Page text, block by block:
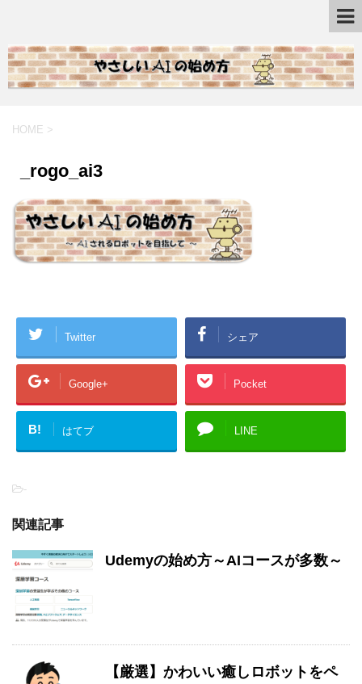
HOME >
_rogo_ai3
Twitter シェア
Google+ Pocket
B! はてブ LINE
-
関連記事
Udemyの始め方～AIコースが多数～
【厳選】かわいい癒しロボットをペ